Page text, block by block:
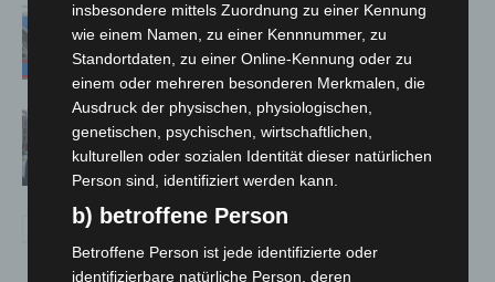
Mann läuft mit Hockeyschläger über
A7 – Polizei sucht Zeugen
Celle: Mensch stirbt bei Bagger-Unfall
auf Baustelle
insbesondere mittels Zuordnung zu einer Kennung
wie einem Namen, zu einer Kennnummer, zu
Standortdaten, zu einer Online-Kennung oder zu
einem oder mehreren besonderen Merkmalen, die
Ausdruck der physischen, physiologischen,
genetischen, psychischen, wirtschaftlichen,
kulturellen oder sozialen Identität dieser natürlichen
Person sind, identifiziert werden kann.
b) betroffene Person
Betroffene Person ist jede identifizierte oder
identifizierbare natürliche Person, deren